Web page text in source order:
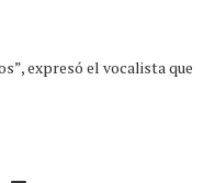
expresó el vocalista que